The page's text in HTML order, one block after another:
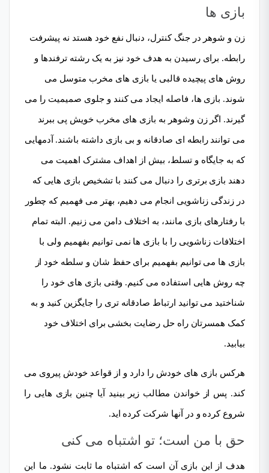
بازی ها
زن و شوهر در جنگ کنترل، دنبال نفع خود هستد نه پیشرفت
رابطه. برای رسیدن به هدف خود نیز به یک رشته ترفندها و
روش های پیچیده قالبی یا بازی های مخرب متوسل می
شوند. بازی ها، فاصله ایجاد می کنند و جلوی صمیمیت را می
گیرند. اگر زن وشوهر به بازی های مخرب خویش پی ببرند
می توانند رابطه ای صادقانه و بی بازی داشته باشند. آدمهایی
که به جایگاه و تسلط، بیش از اهداف مشترک اهمیت می
دهند بازی برتری را دنبال می کنند با تشخیص بازی هایی که
در زندگی زناشویی انجام می دهیم، بهتر می فهمیم که چطور
با رفتارهای بازی مانند، به اختلاف دامن می زنیم. البته تمام
اختلافات زناشویی را با بازی ها نمی توانیم بفهمیم ولی با
بازی ها می توانیم بفهمیم برای حفظ شان و سلطه خود از
چه روش هایی استفاده می کنیم. وقتی بازی های خود را
شناختید می توانید ارتباط صادقانه تری را جایگزین کنید و به
کمک همسرتان راه حل رضایت بخشی برای اختلاف خود
بیابید.
هرکس بازی های خودش را دارد و از قواعد خودش پیروی می
کند. پس از خواندن مطالب زیر بینید آیا چنین بازی هایی را
شروع کرده و در آنها شرکت کرده اید.
حق با من است؛ تو اشتباه می کنی
هدف از این بازی آن است که اشتباه ما ثابت نشود. ما این